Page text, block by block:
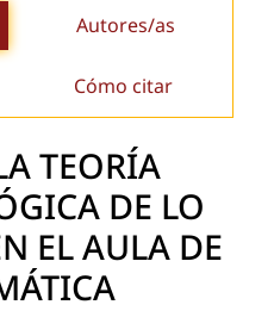
Autores/as
Cómo citar
TEORÍA
DE LO
EL AULA DE